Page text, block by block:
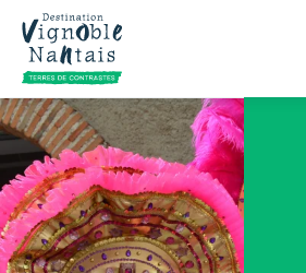
Aller
contenu
principal